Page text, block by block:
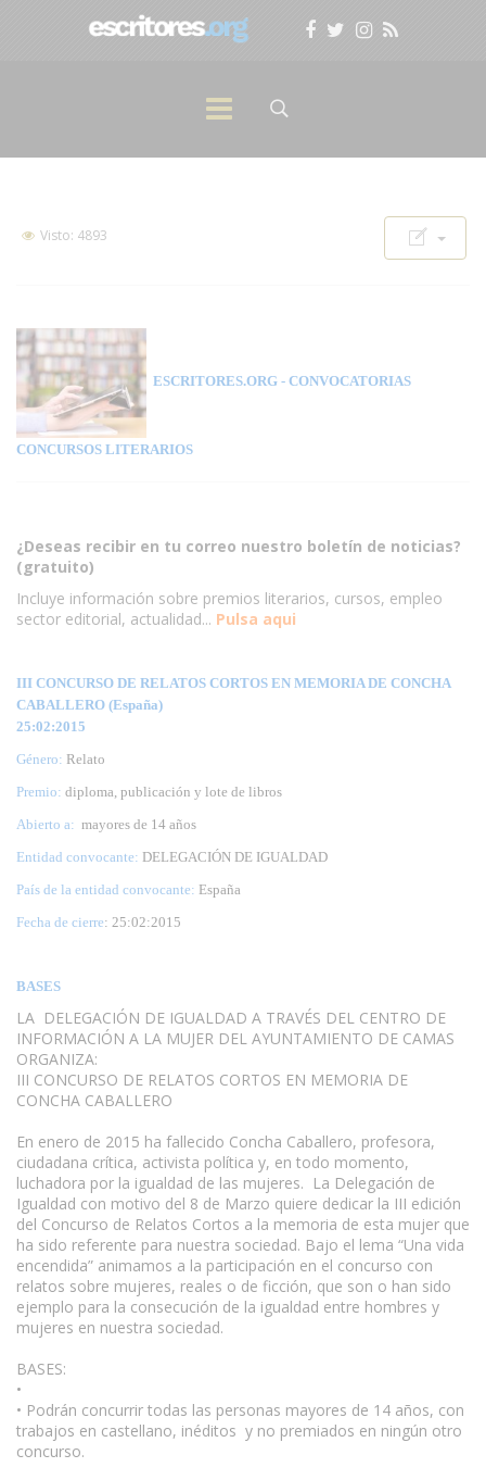
Visto: 4893
ESCRITORES.ORG - CONVOCATORIAS
CONCURSOS LITERARIOS
¿Deseas recibir en tu correo nuestro boletín de noticias?
(gratuito)
Incluye información sobre premios literarios, cursos, empleo
sector editorial, actualidad... Pulsa aqui
III CONCURSO DE RELATOS CORTOS EN MEMORIA DE CONCHA
CABALLERO (España)
25:02:2015
Género: Relato
Premio: diploma, publicación y lote de libros
Abierto a: mayores de 14 años
Entidad convocante: DELEGACIÓN DE IGUALDAD
País de la entidad convocante: España
Fecha de cierre: 25:02:2015
BASES
LA DELEGACIÓN DE IGUALDAD A TRAVÉS DEL CENTRO DE
INFORMACIÓN A LA MUJER DEL AYUNTAMIENTO DE CAMAS
ORGANIZA:
III CONCURSO DE RELATOS CORTOS EN MEMORIA DE
CONCHA CABALLERO
En enero de 2015 ha fallecido Concha Caballero, profesora,
ciudadana crítica, activista política y, en todo momento,
luchadora por la igualdad de las mujeres. La Delegación de
Igualdad con motivo del 8 de Marzo quiere dedicar la III edición
del Concurso de Relatos Cortos a la memoria de esta mujer que
ha sido referente para nuestra sociedad. Bajo el lema “Una vida
encendida” animamos a la participación en el concurso con
relatos sobre mujeres, reales o de ficción, que son o han sido
ejemplo para la consecución de la igualdad entre hombres y
mujeres en nuestra sociedad.
BASES:
•
• Podrán concurrir todas las personas mayores de 14 años, con
trabajos en castellano, inéditos y no premiados en ningún otro
concurso.